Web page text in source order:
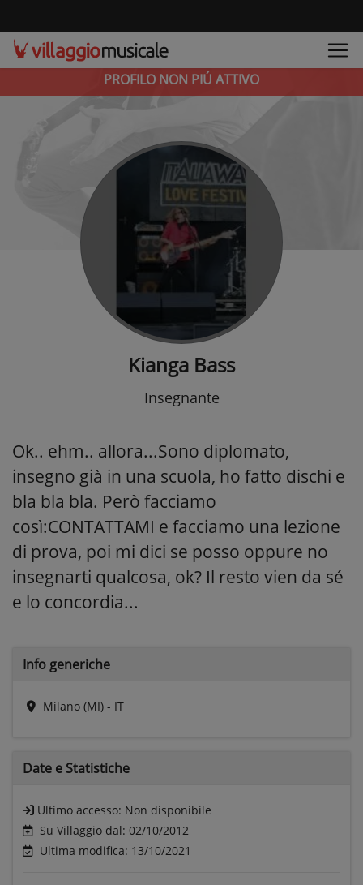
PROFILO NON PIÚ ATTIVO
Kianga Bass
Insegnante
Ok.. ehm.. allora...Sono diplomato,
insegno già in una scuola, ho fatto dischi e
bla bla bla. Però facciamo
così:CONTATTAMI e facciamo una lezione
di prova, poi mi dici se posso oppure no
insegnarti qualcosa, ok? Il resto vien da sé
e lo concordia...
Info generiche
Milano (MI) - IT
Date e Statistiche
Ultimo accesso: Non disponibile
Su Villaggio dal: 02/10/2012
Ultima modifica: 13/10/2021